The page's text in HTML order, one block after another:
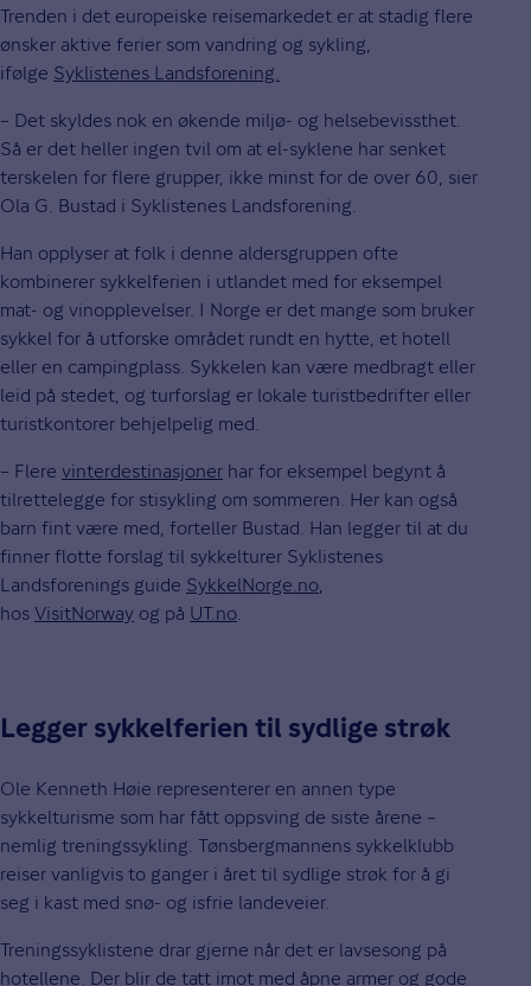
Trenden i det europeiske reisemarkedet er at stadig flere
ønsker aktive ferier som vandring og sykling,
ifølge Syklistenes Landsforening.
– Det skyldes nok en økende miljø- og helsebevissthet.
Så er det heller ingen tvil om at el-syklene har senket
terskelen for flere grupper, ikke minst for de over 60, sier
Ola G. Bustad i Syklistenes Landsforening.
Han opplyser at folk i denne aldersgruppen ofte
kombinerer sykkelferien i utlandet med for eksempel
mat- og vinopplevelser. I Norge er det mange som bruker
sykkel for å utforske området rundt en hytte, et hotell
eller en campingplass. Sykkelen kan være medbragt eller
leid på stedet, og turforslag er lokale turistbedrifter eller
turistkontorer behjelpelig med.
– Flere vinterdestinasjoner har for eksempel begynt å
tilrettelegge for stisykling om sommeren. Her kan også
barn fint være med, forteller Bustad. Han legger til at du
finner flotte forslag til sykkelturer Syklistenes
Landsforenings guide SykkelNorge.no,
hos VisitNorway og på UT.no.
Legger sykkelferien til sydlige strøk
Ole Kenneth Høie representerer en annen type
sykkelturisme som har fått oppsving de siste årene –
nemlig treningssykling. Tønsbergmannens sykkelklubb
reiser vanligvis to ganger i året til sydlige strøk for å gi
seg i kast med snø- og isfrie landeveier.
Treningssyklistene drar gjerne når det er lavsesong på
hotellene. Der blir de tatt imot med åpne armer og gode